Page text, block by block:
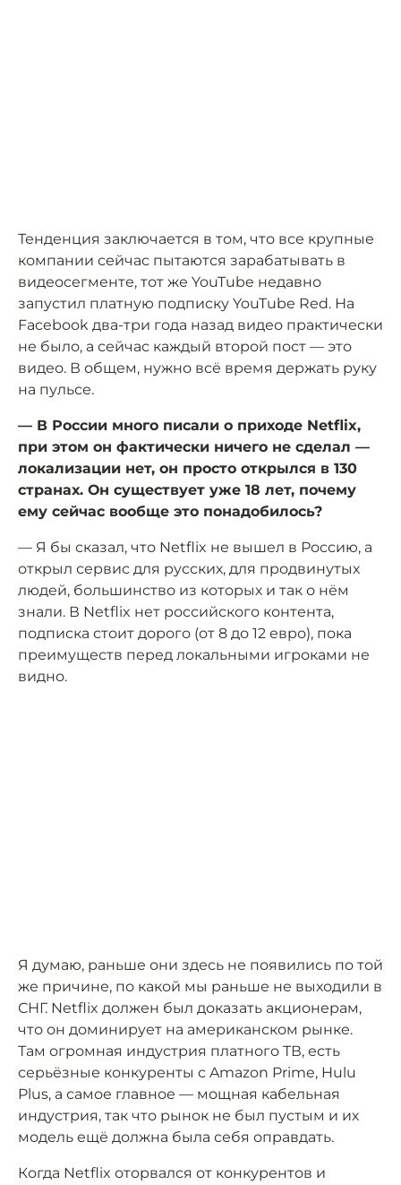
Тенденция заключается в том, что все крупные
компании сейчас пытаются зарабатывать в
видеосегменте, тот же YouTube недавно
запустил платную подписку YouTube Red. На
Facebook два-три года назад видео практически
не было, а сейчас каждый второй пост — это
видео. В общем, нужно всё время держать руку
на пульсе.
— В России много писали о приходе Netflix,
при этом он фактически ничего не сделал —
локализации нет, он просто открылся в 130
странах. Он существует уже 18 лет, почему
ему сейчас вообще это понадобилось?
— Я бы сказал, что Netflix не вышел в Россию, а
открыл сервис для русских, для продвинутых
людей, большинство из которых и так о нём
знали. В Netflix нет российского контента,
подписка стоит дорого (от 8 до 12 евро), пока
преимуществ перед локальными игроками не
видно.
Я думаю, раньше они здесь не появились по той
же причине, по какой мы раньше не выходили в
СНГ. Netflix должен был доказать акционерам,
что он доминирует на американском рынке.
Там огромная индустрия платного ТВ, есть
серьёзные конкуренты с Amazon Prime, Hulu
Plus, а самое главное — мощная кабельная
индустрия, так что рынок не был пустым и их
модель ещё должна была себя оправдать.
Когда Netflix оторвался от конкурентов и